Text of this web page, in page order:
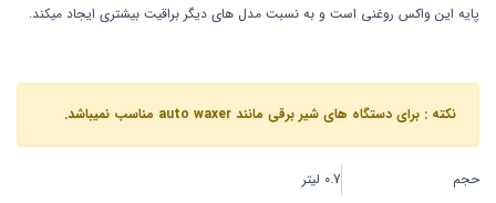
پایه این واکس روغنی است و به نسبت مدل های دیگر براقیت بیشتری ایجاد میکند.
نکته : برای دستگاه های شیر برقی مانند auto waxer مناسب نمیباشد.
حجم 0.7 لیتر